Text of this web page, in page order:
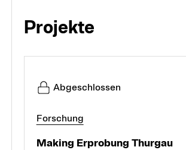
Projekte
Abgeschlossen
Forschung
Making Erprobung Thurgau